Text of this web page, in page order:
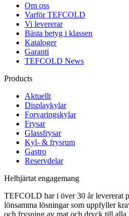
Om oss
Varför TEFCOLD
Vi levererar
Bästa betyg i klassen
Kataloger
Garanti
TEFCOLD News
Products
Aktuellt
Displaykylar
Forvaringskylar
Frysar
Glassfrysar
Kyl- & frysrum
Gastro
Reservdelar
Helhjärtat engagemang
TEFCOLD har i över 30 år levererat
lönsamma lösningar som uppfyller
och frysning av mat och dryck till alla